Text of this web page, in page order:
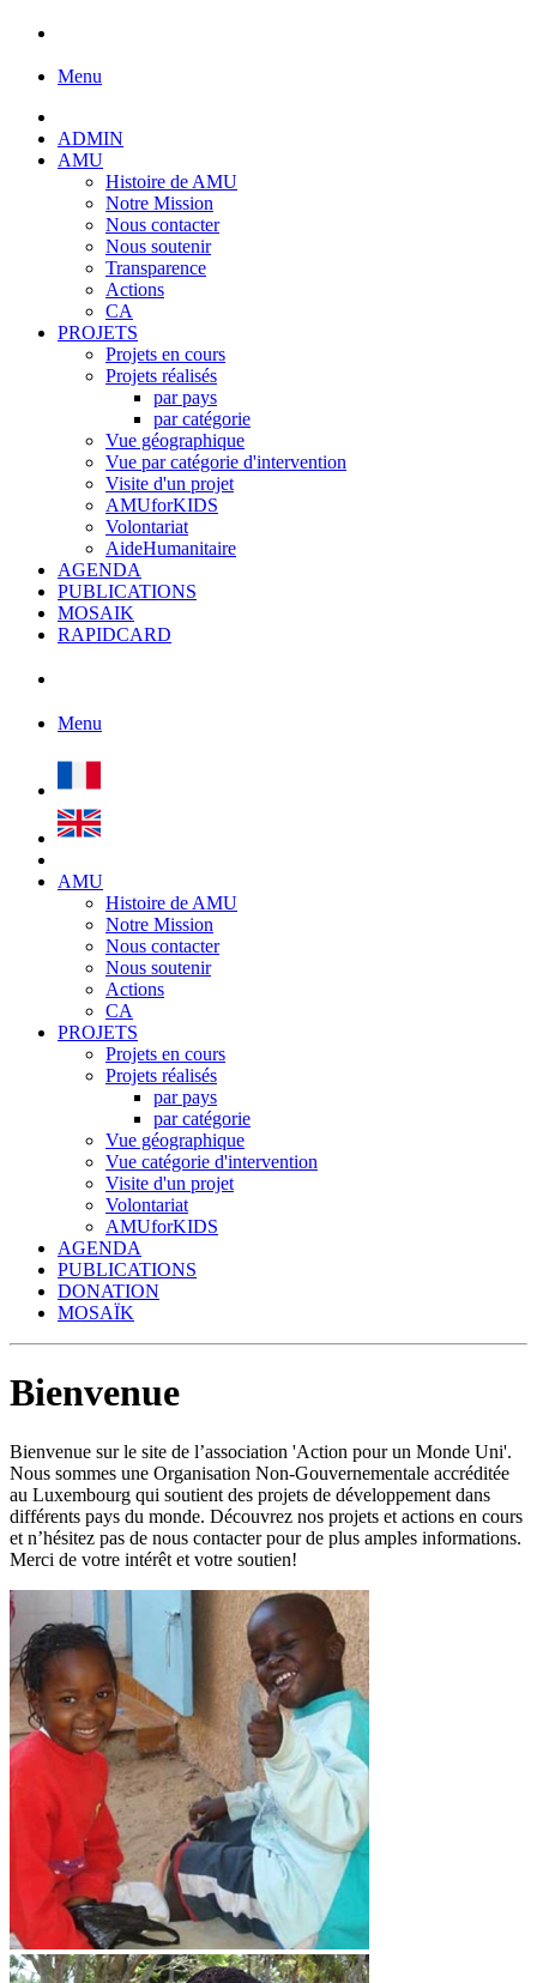
Menu
ADMIN
AMU
Histoire de AMU
Notre Mission
Nous contacter
Nous soutenir
Transparence
Actions
CA
PROJETS
Projets en cours
Projets réalisés
par pays
par catégorie
Vue géographique
Vue par catégorie d'intervention
Visite d'un projet
AMUforKIDS
Volontariat
AideHumanitaire
AGENDA
PUBLICATIONS
MOSAIK
RAPIDCARD
Menu
AMU
Histoire de AMU
Notre Mission
Nous contacter
Nous soutenir
Actions
CA
PROJETS
Projets en cours
Projets réalisés
par pays
par catégorie
Vue géographique
Vue catégorie d'intervention
Visite d'un projet
Volontariat
AMUforKIDS
AGENDA
PUBLICATIONS
DONATION
MOSAÏK
Bienvenue
Bienvenue sur le site de l’association 'Action pour un Monde Uni'.
Nous sommes une Organisation Non-Gouvernementale accréditée
au Luxembourg qui soutient des projets de développement dans
différents pays du monde. Découvrez nos projets et actions en cours
et n’hésitez pas de nous contacter pour de plus amples informations.
Merci de votre intérêt et votre soutien!